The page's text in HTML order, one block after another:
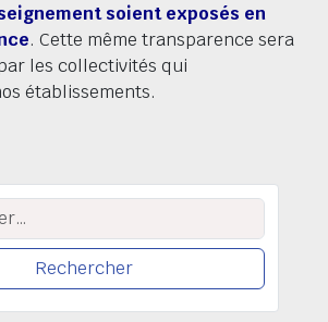
soient exposés en
. Cette même transparence sera
les collectivités qui
établissements.
: